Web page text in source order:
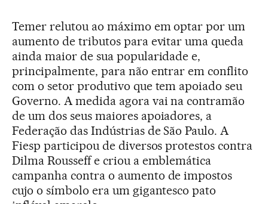
Temer relutou ao máximo em optar por um
aumento de tributos para evitar uma queda
ainda maior de sua popularidade e,
principalmente, para não entrar em conflito
com o setor produtivo que tem apoiado seu
Governo. A medida agora vai na contramão
de um dos seus maiores apoiadores, a
Federação das Indústrias de São Paulo. A
Fiesp participou de diversos protestos contra
Dilma Rousseff e criou a emblemática
campanha contra o aumento de impostos
cujo o símbolo era um gigantesco pato